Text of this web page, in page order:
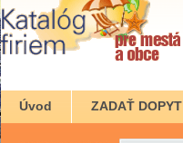
Úvod ZADAŤ DOPYT